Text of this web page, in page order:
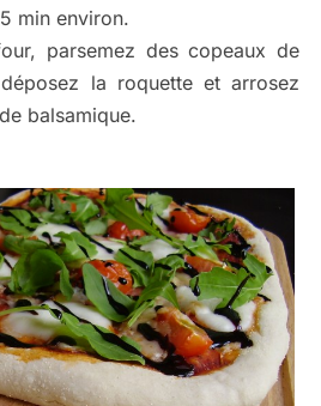
min environ.
parsemez des copeaux de
la roquette et arrosez
balsamique.